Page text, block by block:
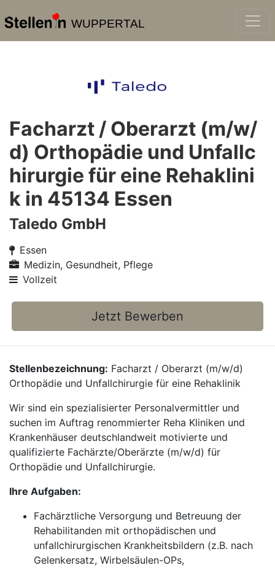
WUPPERTAL
Facharzt / Oberarzt (m/w/
d) Orthopädie und Unfallc
hirurgie für eine Rehaklini
k in 45134 Essen
Taledo GmbH
Essen
Medizin, Gesundheit, Pflege
Vollzeit
Jetzt Bewerben
Stellenbezeichnung: Facharzt / Oberarzt (m/w/d)
Orthopädie und Unfallchirurgie für eine Rehaklinik
Wir sind ein spezialisierter Personalvermittler und
suchen im Auftrag renommierter Reha Kliniken und
Krankenhäuser deutschlandweit motivierte und
qualifizierte Fachärzte/Oberärzte (m/w/d) für
Orthopädie und Unfallchirurgie.
Ihre Aufgaben:
Fachärztliche Versorgung und Betreuung der
Rehabilitanden mit orthopädischen und
unfallchirurgischen Krankheitsbildern (z.B. nach
Gelenkersatz, Wirbelsäulen-OPs,